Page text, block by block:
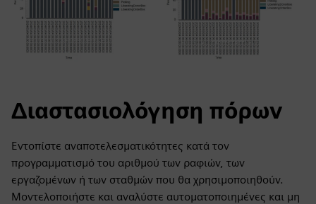
Διαστασιολόγηση πόρων
Εντοπίστε αναποτελεσματικότητες κατά τον
προγραμματισμό του αριθμού των ραφιών, των
εργαζομένων ή των σταθμών που θα χρησιμοποιηθούν.
Μοντελοποιήστε και αναλύστε αυτοματοποιημένες και μη